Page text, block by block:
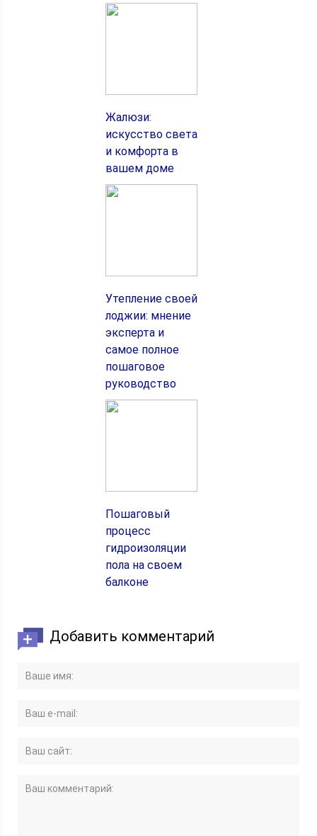
Жалюзи:
искусство света
и комфорта в
вашем доме
Утепление своей
лоджии: мнение
эксперта и
самое полное
пошаговое
руководство
Пошаговый
процесс
гидроизоляции
пола на своем
балконе
Добавить комментарий